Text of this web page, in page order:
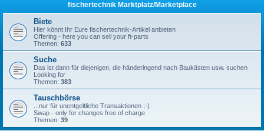
fischertechnik Marktplatz/Marketplace
Biete
Hier könnt Ihr Eure fischertechnik-Artikel anbieten
Offering - here you can sell your ft-parts
Themen: 633
Suche
Das ist dann für diejenigen, die händeringend nach Baukästen usw. suchen
Looking for
Themen: 383
Tauschbörse
...nur für unentgeltliche Transaktionen ;-)
Swap - only for changes free of charge
Themen: 39